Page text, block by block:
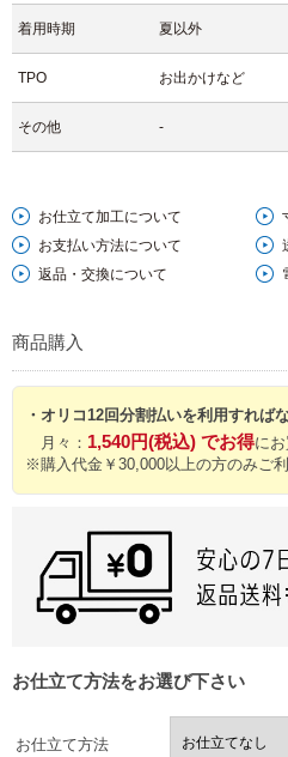
着用時期 夏以外
TPO お出かけなど
その他 -
お仕立て加工について
お支払い方法について
返品・交換について
商品購入
・オリコ12回分割払いを利用すればな
月々： 1,540円(税込) でお得に
※購入代金￥30,000以上の方のみご利
お仕立て方法をお選び下さい
お仕立て方法